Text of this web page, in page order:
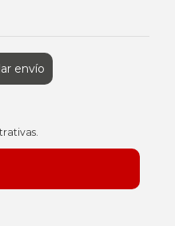
envío